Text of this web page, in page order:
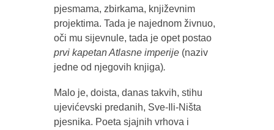
pjesmama, zbirkama, književnim
projektima. Tada je najednom živnuo,
oči mu sijevnule, tada je opet postao
prvi kapetan Atlasne imperije(naziv
jedne od njegovih knjiga).
Malo je, doista, danas takvih, stihu
ujevićevski predanih, Sve-Ili-Ništa
pjesnika. Poeta sjajnih vrhova i